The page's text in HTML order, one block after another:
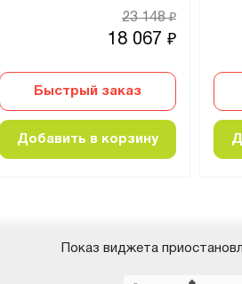
18 067 ₽
23 148₽
Быстрый заказ
Добавить в корзину
Показ виджета